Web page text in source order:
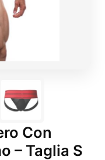
Con
– Taglia S